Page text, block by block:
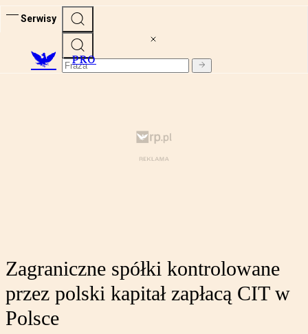
Serwisy
PRO
Zagraniczne spółki kontrolowane
przez polski kapitał zapłacą CIT w
Polsce